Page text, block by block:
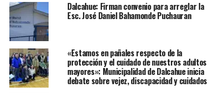
Dalcahue: Firman convenio para arreglar la
Esc. José Daniel Bahamonde Puchauran
«Estamos en pañales respecto de la
protección y el cuidado de nuestros adultos
mayores»: Municipalidad de Dalcahue inicia
debate sobre vejez, discapacidad y cuidados